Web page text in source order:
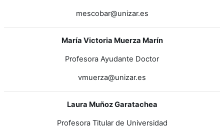
mescobar@unizar.es
María Victoria Muerza Marín
Profesora Ayudante Doctor
vmuerza@unizar.es
Laura Muñoz Garatachea
Profesora Titular de Universidad